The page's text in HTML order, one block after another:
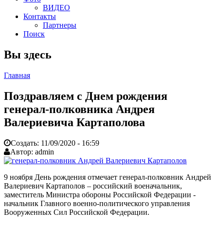
ВИДЕО
Контакты
Партнеры
Поиск
Вы здесь
Главная
Поздравляем с Днем рождения
генерал-полковника Андрея
Валериевича Картаполова
Создать: 11/09/2020 - 16:59
Автор: admin
9 ноября День рождения отмечает генерал-полковник Андрей
Валериевич Картаполов – российский военачальник,
заместитель Министра обороны Российской Федерации -
начальник Главного военно-политического управления
Вооруженных Сил Российской Федерации.